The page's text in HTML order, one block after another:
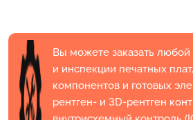
Вы можете заказать любой
и инспекции печатных
компонентов и готовых
рентген- и 3D-рентген